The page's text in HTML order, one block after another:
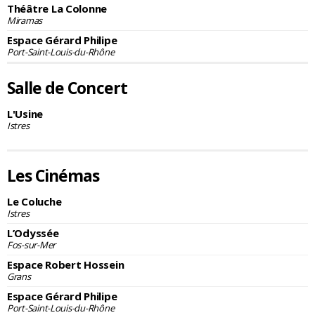
Théâtre La Colonne
Miramas
Espace Gérard Philipe
Port-Saint-Louis-du-Rhône
Salle de Concert
L'Usine
Istres
Les Cinémas
Le Coluche
Istres
L’Odyssée
Fos-sur-Mer
Espace Robert Hossein
Grans
Espace Gérard Philipe
Port-Saint-Louis-du-Rhône